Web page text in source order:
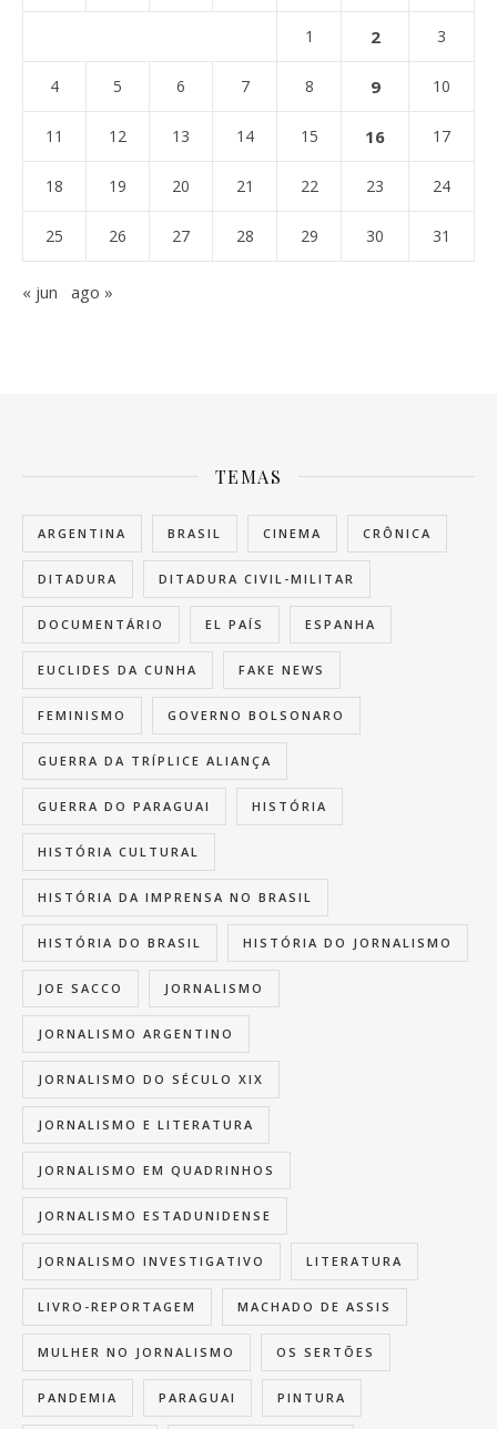
1 2 3
4 5 6 7 8 9 10
11 12 13 14 15 16 17
18 19 20 21 22 23 24
25 26 27 28 29 30 31
« jun ago »
TEMAS
ARGENTINA BRASIL CINEMA CRÔNICA
DITADURA DITADURA CIVIL-MILITAR
DOCUMENTÁRIO EL PAÍS ESPANHA
EUCLIDES DA CUNHA FAKE NEWS
FEMINISMO GOVERNO BOLSONARO
GUERRA DA TRÍPLICE ALIANÇA
GUERRA DO PARAGUAI HISTÓRIA
HISTÓRIA CULTURAL
HISTÓRIA DA IMPRENSA NO BRASIL
HISTÓRIA DO BRASIL HISTÓRIA DO JORNALISMO
JOE SACCO JORNALISMO
JORNALISMO ARGENTINO
JORNALISMO DO SÉCULO XIX
JORNALISMO E LITERATURA
JORNALISMO EM QUADRINHOS
JORNALISMO ESTADUNIDENSE
JORNALISMO INVESTIGATIVO LITERATURA
LIVRO-REPORTAGEM MACHADO DE ASSIS
MULHER NO JORNALISMO OS SERTÕES
PANDEMIA PARAGUAI PINTURA